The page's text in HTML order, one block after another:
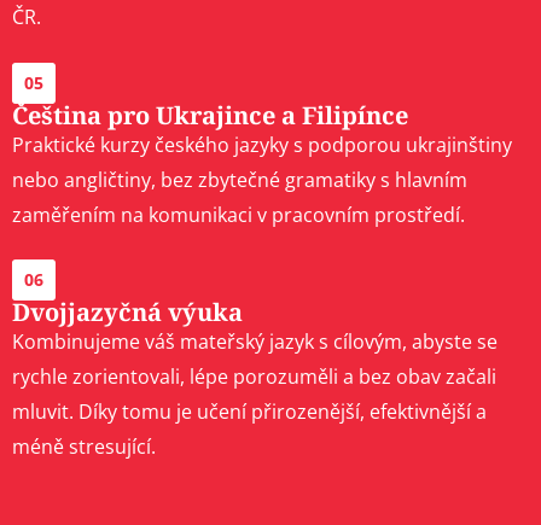
ČR.
05
Čeština pro Ukrajince a Filipínce
Praktické kurzy českého jazyky s podporou ukrajinštiny
nebo angličtiny, bez zbytečné gramatiky s hlavním
zaměřením na komunikaci v pracovním prostředí.
06
Dvojjazyčná výuka
Kombinujeme váš mateřský jazyk s cílovým, abyste se
rychle zorientovali, lépe porozuměli a bez obav začali
mluvit. Díky tomu je učení přirozenější, efektivnější a
méně stresující.